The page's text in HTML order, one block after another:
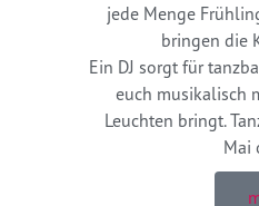
jede Menge
bringen die
Ein DJ sorgt für
euch musikalisch
Leuchten bringt.
Mai